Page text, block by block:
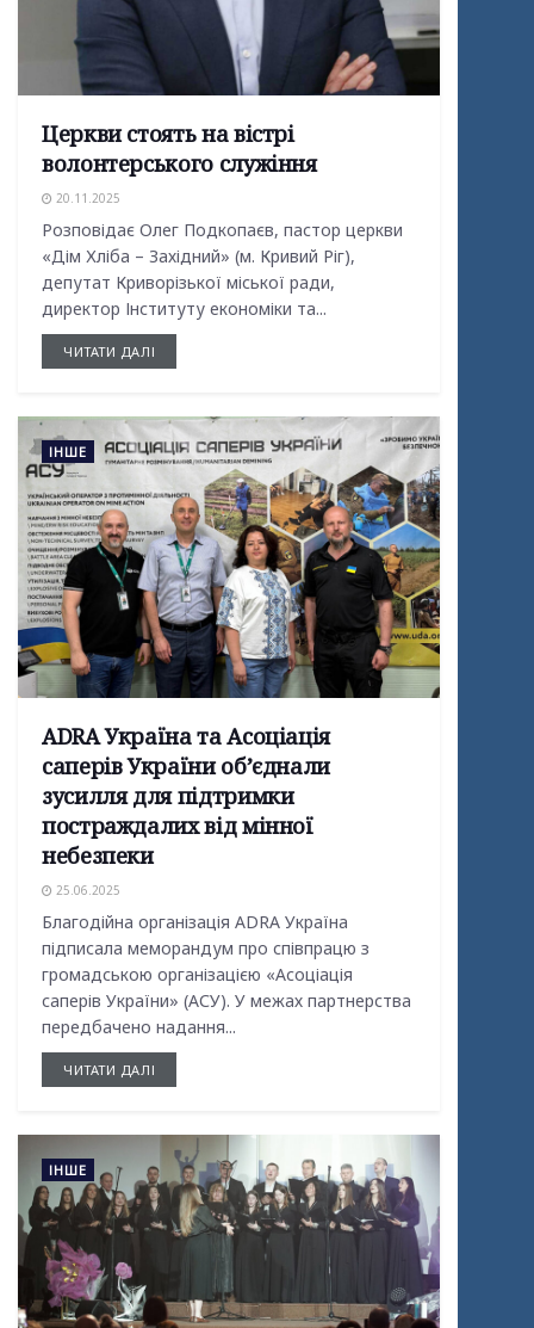
Церкви стоять на вістрі
волонтерського служіння
20.11.2025
Розповідає Олег Подкопаєв, пастор церкви
«Дім Хліба – Західний» (м. Кривий Ріг),
депутат Криворізької міської ради,
директор Інституту економіки та...
ЧИТАТИ ДАЛІ
ІНШЕ
ADRA Україна та Асоціація
саперів України об’єднали
зусилля для підтримки
постраждалих від мінної
небезпеки
25.06.2025
Благодійна організація ADRA Україна
підписала меморандум про співпрацю з
громадською організацією «Асоціація
саперів України» (АСУ). У межах партнерства
передбачено надання...
ЧИТАТИ ДАЛІ
ІНШЕ